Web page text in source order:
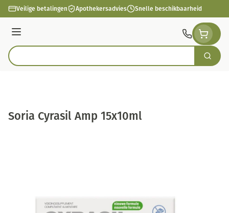
Ga naar de inhoud
Veilige betalingen Apothekersadvies Snelle beschikbaarheid
Menu
Product, merk, categorie... Zoek
Soria Cyrasil Amp 15x10ml